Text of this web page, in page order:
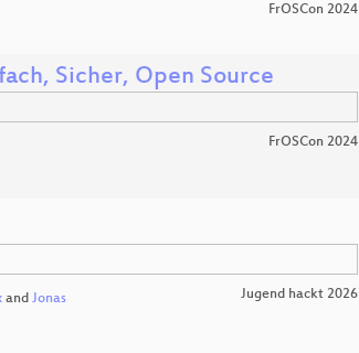
FrOSCon 2024
Sicher, Open Source
FrOSCon 2024
and Jonas Jugend hackt 2026